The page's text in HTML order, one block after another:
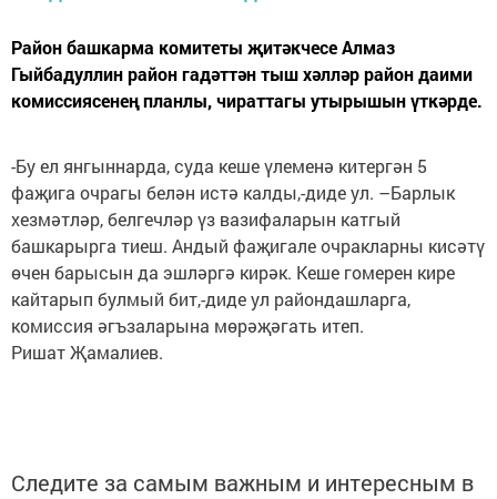
Район башкарма комитеты җитәкчесе Алмаз
Гыйбадуллин район гадәттән тыш хәлләр район даими
комиссиясенең планлы, чираттагы утырышын үткәрде.
-Бу ел янгыннарда, суда кеше үлеменә китергән 5
фаҗига очрагы белән истә калды,-диде ул. –Барлык
хезмәтләр, белгечләр үз вазифаларын катгый
башкарырга тиеш. Андый фаҗигале очракларны кисәтү
өчен барысын да эшләргә кирәк. Кеше гомерен кире
кайтарып булмый бит,-диде ул райондашларга,
комиссия әгъзаларына мөрәҗәгать итеп.
Ришат Җамалиев.
Следите за самым важным и интересным в